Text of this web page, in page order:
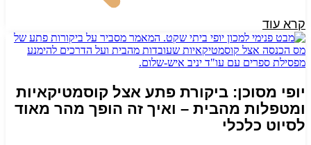
קרא עוד
יופי מסוכן: ביקורת פתע אצל קוסמטיקאיות
ומטפלות מהבית – ואיך זה הופך מהר מאוד
לסיוט כלכלי